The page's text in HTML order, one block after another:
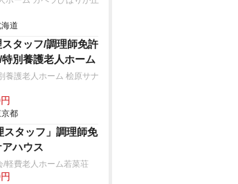
道
スタッフ/調理師免許
別養護老人ホーム
養護老人ホーム 桧原サナ
都
スタッフ」調理師免
ハウス
軽費老人ホーム若菜荘